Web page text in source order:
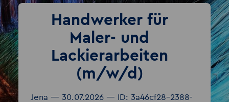
Handwerker für
Maler- und
Lackierarbeiten
(m/w/d)
Jena — 30.07.2026 — ID: 3a46cf28-2388-